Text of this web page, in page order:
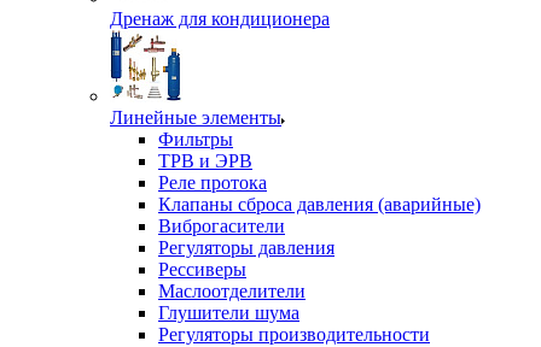
Дренаж для кондиционера
Линейные элементы
Фильтры
ТРВ и ЭРВ
Реле протока
Клапаны сброса давления (аварийные)
Виброгасители
Регуляторы давления
Рессиверы
Маслоотделители
Глушители шума
Регуляторы производительности